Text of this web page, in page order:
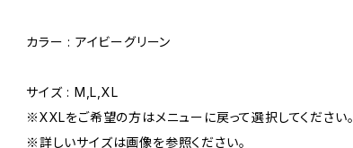
カラー : アイビーグリーン
サイズ : M,L,XL
※XXLをご希望の方はメニューに戻って選択してください。
※詳しいサイズは画像を参照ください。